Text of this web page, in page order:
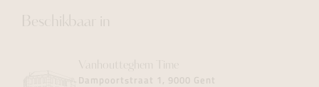
Beschikbaar in
Vanhoutteghem Time
Dampoortstraat 1, 9000 Gent